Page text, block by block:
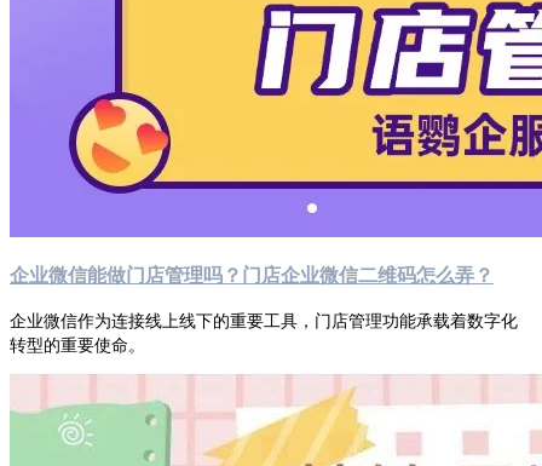
企业微信能做门店管理吗？门店企业微信二维码怎么弄？
企业微信作为连接线上线下的重要工具，门店管理功能承载着数字化
转型的重要使命。